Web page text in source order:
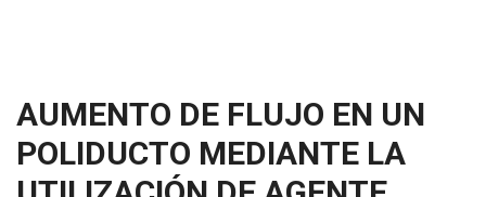
AUMENTO DE FLUJO EN UN
POLIDUCTO MEDIANTE LA